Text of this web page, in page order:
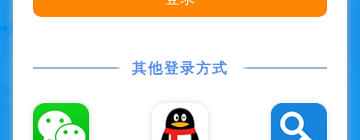
其他登录方式